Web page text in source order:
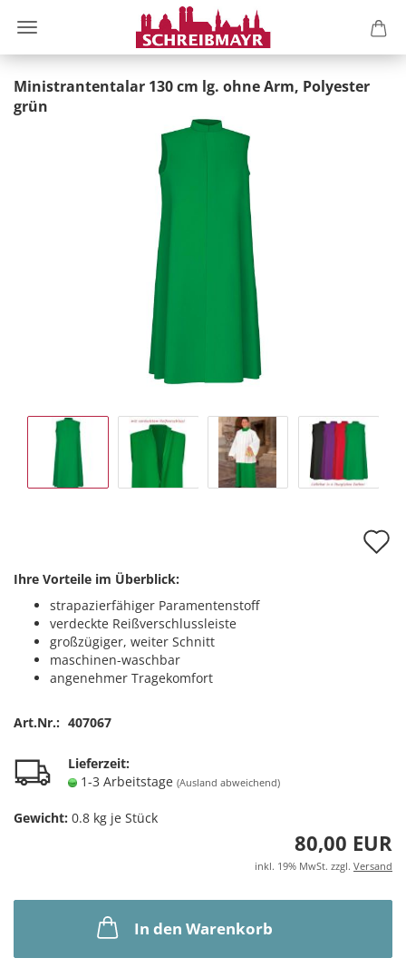
Ministrantentalar 130 cm lg. ohne Arm, Polyester
grün
Ihre Vorteile im Überblick:
strapazierfähiger Paramentenstoff
verdeckte Reißverschlussleiste
großzügiger, weiter Schnitt
maschinen-waschbar
angenehmer Tragekomfort
Art.Nr.: 407067
Lieferzeit:
1-3 Arbeitstage (Ausland abweichend)
Gewicht: 0.8 kg je Stück
80,00 EUR
inkl. 19% MwSt. zzgl. Versand
In den Warenkorb